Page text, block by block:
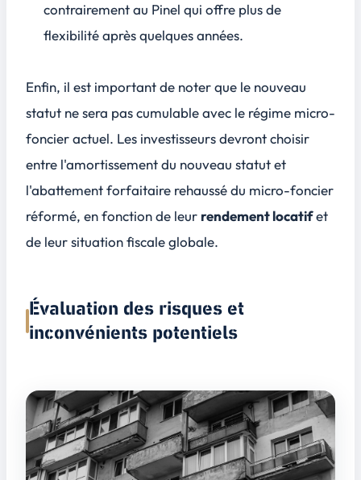
contrairement au Pinel qui offre plus de
flexibilité après quelques années.
Enfin, il est important de noter que le nouveau
statut ne sera pas cumulable avec le régime micro-
foncier actuel. Les investisseurs devront choisir
entre l'amortissement du nouveau statut et
l'abattement forfaitaire rehaussé du micro-foncier
réformé, en fonction de leur rendement locatifet
de leur situation fiscale globale.
Évaluation des risques et
inconvénients potentiels